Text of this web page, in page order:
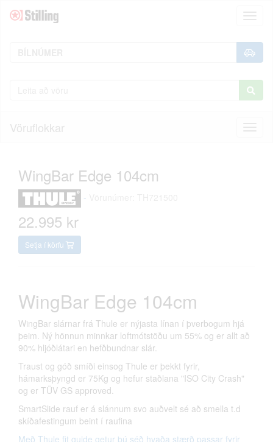
Vöruflokkar
WingBar Edge 104cm
-
22.995 kr
Setja í körfu
WingBar Edge 104cm
WingBar slárnar frá Thule er nýjasta línan í þverbogum hjá
þeim. Ný hönnun minnkar loftmótstöðu um 55% og er allt að
90% hljóðlátari en hefðbundnar slár.
Traust og góð smíði einsog Thule er þekkt fyrir,
hámarksþyngd er 75Kg og hefur staðlana "ISO City Crash"
og er TÜV GS approved.
SmartSlide rauf er á slánnum svo auðvelt sé að smella t.d
skíðafestingum beint í raufina
Með Thule fit guide getur þú séð hvaða stærð passar fyrir